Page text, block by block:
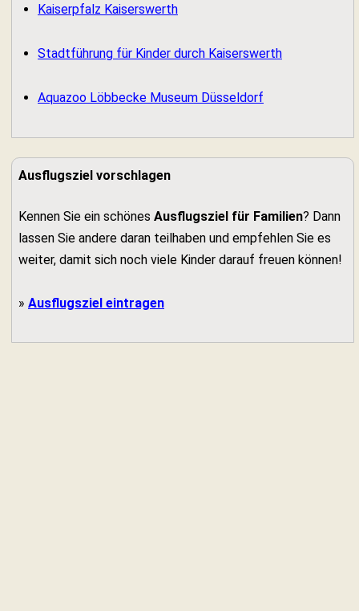
Kaiserpfalz Kaiserswerth
Stadtführung für Kinder durch Kaiserswerth
Aquazoo Löbbecke Museum Düsseldorf
Ausflugsziel vorschlagen
Kennen Sie ein schönes Ausflugsziel für Familien? Dann
lassen Sie andere daran teilhaben und empfehlen Sie es
weiter, damit sich noch viele Kinder darauf freuen können!
» Ausflugsziel eintragen